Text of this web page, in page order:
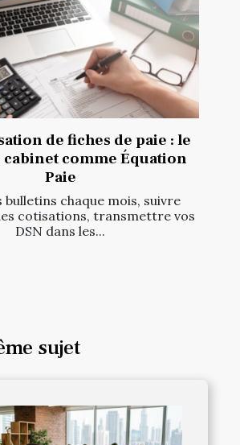
de fiches de paie : le
comme Équation
Paie
bulletins chaque mois, suivre
cotisations, transmettre vos
DSN dans les...
sujet